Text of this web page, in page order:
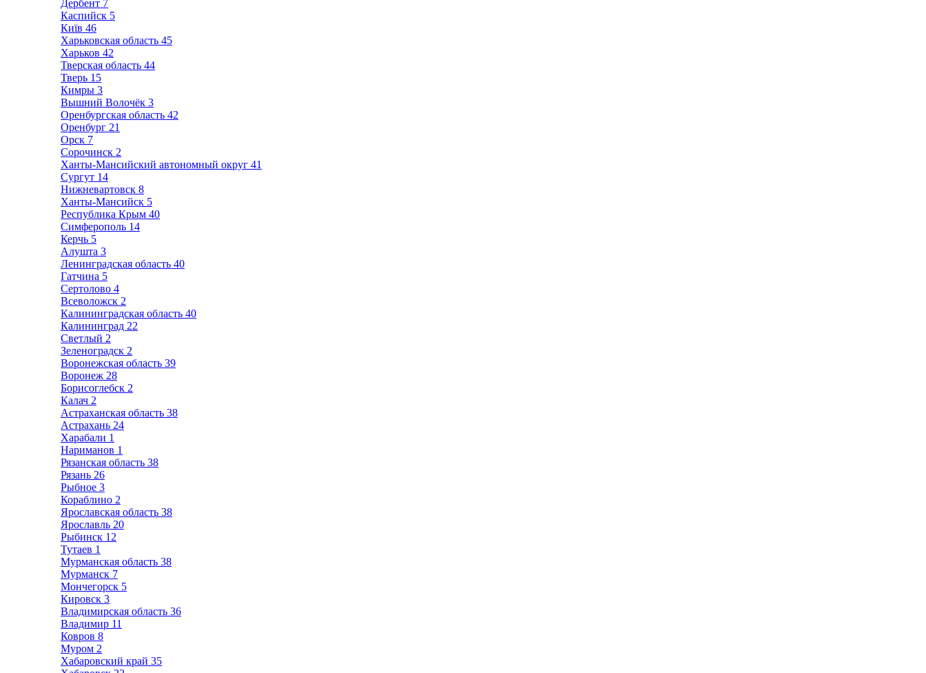
Дербент 7
Каспийск 5
Київ 46
Харьковская область 45
Харьков 42
Тверская область 44
Тверь 15
Кимры 3
Вышний Волочёк 3
Оренбургская область 42
Оренбург 21
Орск 7
Сорочинск 2
Ханты-Мансийский автономный округ 41
Сургут 14
Нижневартовск 8
Ханты-Мансийск 5
Республика Крым 40
Симферополь 14
Керчь 5
Алушта 3
Ленинградская область 40
Гатчина 5
Сертолово 4
Всеволожск 2
Калининградская область 40
Калининград 22
Светлый 2
Зеленоградск 2
Воронежская область 39
Воронеж 28
Борисоглебск 2
Калач 2
Астраханская область 38
Астрахань 24
Харабали 1
Нариманов 1
Рязанская область 38
Рязань 26
Рыбное 3
Кораблино 2
Ярославская область 38
Ярославль 20
Рыбинск 12
Тутаев 1
Мурманская область 38
Мурманск 7
Мончегорск 5
Кировск 3
Владимирская область 36
Владимир 11
Ковров 8
Муром 2
Хабаровский край 35